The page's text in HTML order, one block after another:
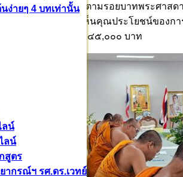
นง่ายๆ 4 บทเท่านั้น
ลน์
ลน์
สูตร
ากรณ์ฯ รศ.ดร.เวทย์
นท์ ประธานมูลนิธิตามรอยบาทพระศาสด
ยวกับพระวินัยปิฎก เห็นคุณประโยชน์ของ
ภ์ค่าจัดพิมพ์ทั้งหมด ๑๔๕,๐๐๐ บาท